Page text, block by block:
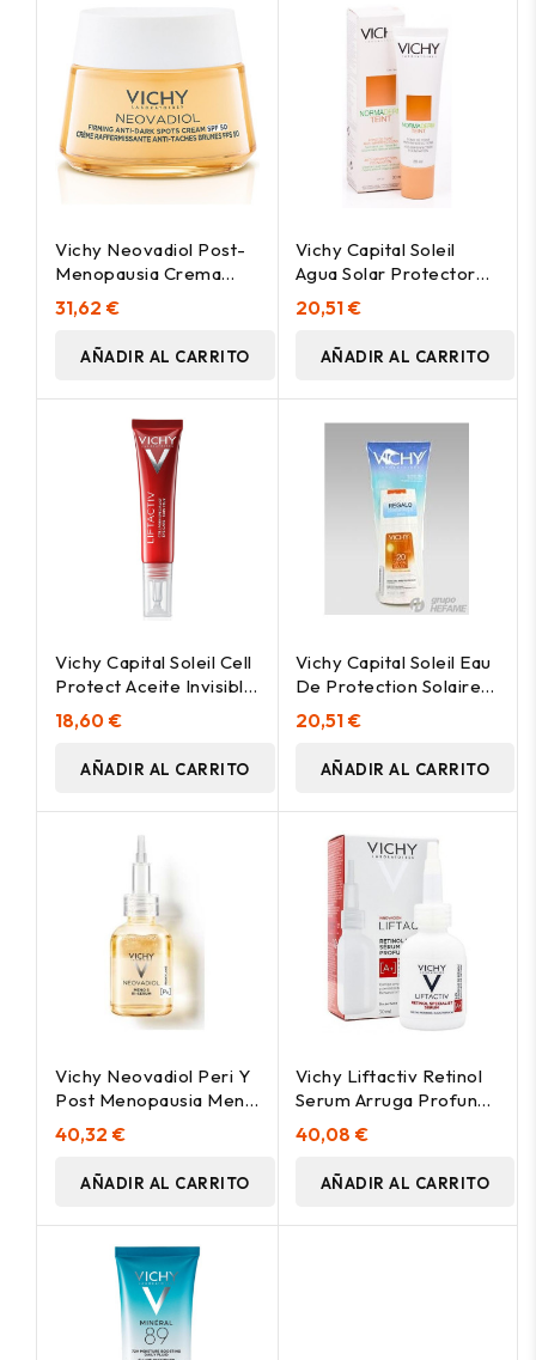
Vichy Neovadiol Post-
Menopausia Crema
Reafirmante
Antimanchas Spf50
50Ml
31,62 €
AÑADIR AL CARRITO
Vichy Capital Soleil
Agua Solar Protectora
Luminosidad Spf50
200Ml
20,51 €
AÑADIR AL CARRITO
Vichy Capital Soleil Cell
Protect Aceite Invisible
Spray Spf50+ 200Ml
18,60 €
AÑADIR AL CARRITO
Vichy Capital Soleil Eau
De Protection Solaire
Hydratante Spf50
20,51 €
AÑADIR AL CARRITO
Vichy Neovadiol Peri Y
Post Menopausia Meno
5 Bi-Sérum 30Ml
40,32 €
AÑADIR AL CARRITO
Vichy Liftactiv Retinol
Serum Arruga Profunda
30Ml
40,08 €
AÑADIR AL CARRITO